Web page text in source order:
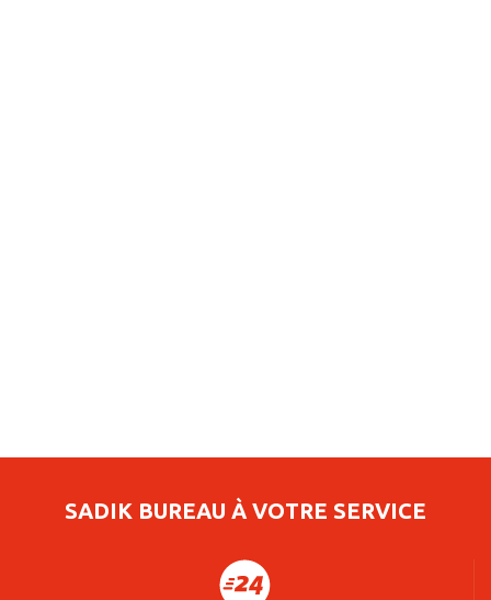
SADIK BUREAU À VOTRE SERVICE